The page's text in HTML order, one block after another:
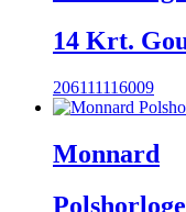
14 Krt.
206111116009
Monnard
Polshorloge